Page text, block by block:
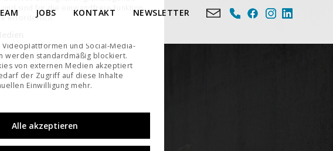
JOBS KONTAKT NEWSLETTER
und sind für die einwandfreie Funktion
erforderlich.
Videoplattformen und Social-Media-
werden standardmäßig blockiert.
von externen Medien akzeptiert
der Zugriff auf diese Inhalte
Einwilligung mehr.
Alle akzeptieren